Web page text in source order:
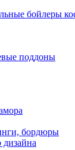
бойлеры
поддоны
бордюры